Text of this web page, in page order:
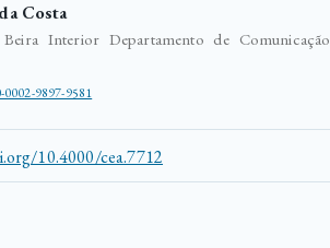
Costa
Interior Departamento de
9897-9581
10.4000/cea.7712